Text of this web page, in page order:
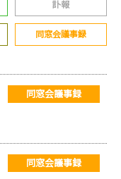
訃報
同窓会議事録
同窓会議事録
同窓会議事録